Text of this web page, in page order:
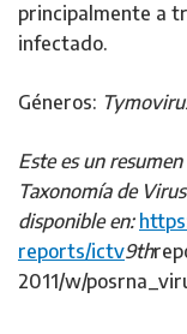
principalmente a
infectado.
Géneros:
Este es un
Taxonomía de
disponible en:
reports/ictv9th
2011/w/